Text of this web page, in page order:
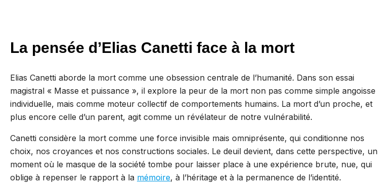
La pensée d’Elias Canetti face à la mort
Elias Canetti aborde la mort comme une obsession centrale de l’humanité. Dans son essai
magistral « Masse et puissance », il explore la peur de la mort non pas comme simple angoisse
individuelle, mais comme moteur collectif de comportements humains. La mort d’un proche, et
plus encore celle d’un parent, agit comme un révélateur de notre vulnérabilité.
Canetti considère la mort comme une force invisible mais omniprésente, qui conditionne nos
choix, nos croyances et nos constructions sociales. Le deuil devient, dans cette perspective, un
moment où le masque de la société tombe pour laisser place à une expérience brute, nue, qui
oblige à repenser le rapport à la mémoire, à l’héritage et à la permanence de l’identité.